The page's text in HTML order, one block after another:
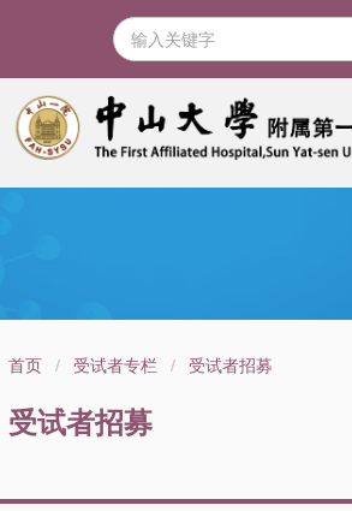
导
痕
首页 / 受试者专栏 / 受试者招募
受试者招募